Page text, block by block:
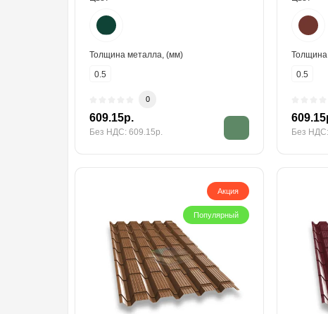
Толщина металла, (мм)
0.5
0
609.15р.
Без НДС: 609.15р.
0.5
Без
Акция
Популярный